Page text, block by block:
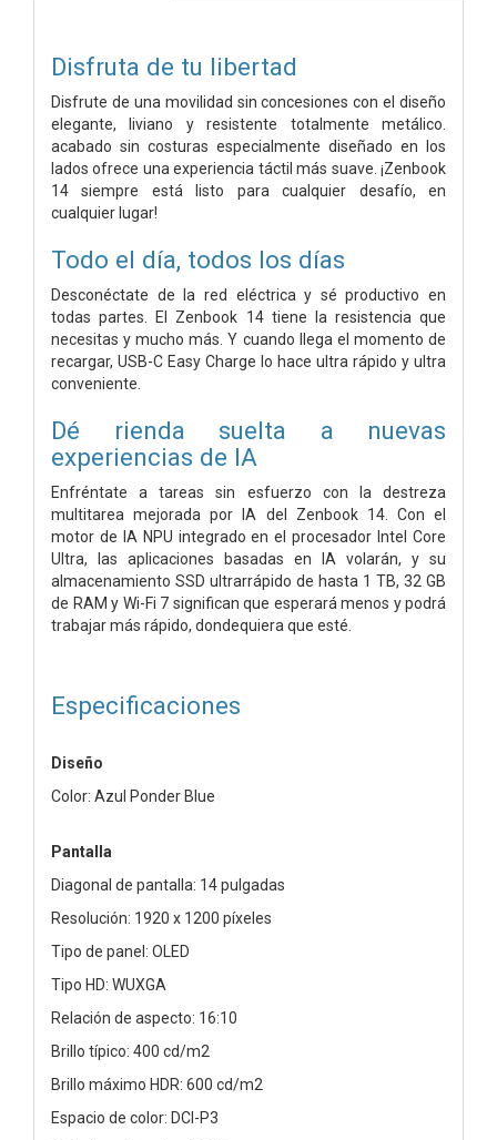
Disfruta de tu libertad
Disfrute de una movilidad sin concesiones con el diseño
elegante, liviano y resistente totalmente metálico.
acabado sin costuras especialmente diseñado en los
lados ofrece una experiencia táctil más suave. ¡Zenbook
14 siempre está listo para cualquier desafío, en
cualquier lugar!
Todo el día, todos los días
Desconéctate de la red eléctrica y sé productivo en
todas partes. El Zenbook 14 tiene la resistencia que
necesitas y mucho más. Y cuando llega el momento de
recargar, USB-C Easy Charge lo hace ultra rápido y ultra
conveniente.
Dé rienda suelta a nuevas
experiencias de IA
Enfréntate a tareas sin esfuerzo con la destreza
multitarea mejorada por IA del Zenbook 14. Con el
motor de IA NPU integrado en el procesador Intel Core
Ultra, las aplicaciones basadas en IA volarán, y su
almacenamiento SSD ultrarrápido de hasta 1 TB, 32 GB
de RAM y Wi-Fi 7 significan que esperará menos y podrá
trabajar más rápido, dondequiera que esté.
Especificaciones
Diseño
Color: Azul Ponder Blue
Pantalla
Diagonal de pantalla: 14 pulgadas
Resolución: 1920 x 1200 píxeles
Tipo de panel: OLED
Tipo HD: WUXGA
Relación de aspecto: 16:10
Brillo típico: 400 cd/m2
Brillo máximo HDR: 600 cd/m2
Espacio de color: DCI-P3